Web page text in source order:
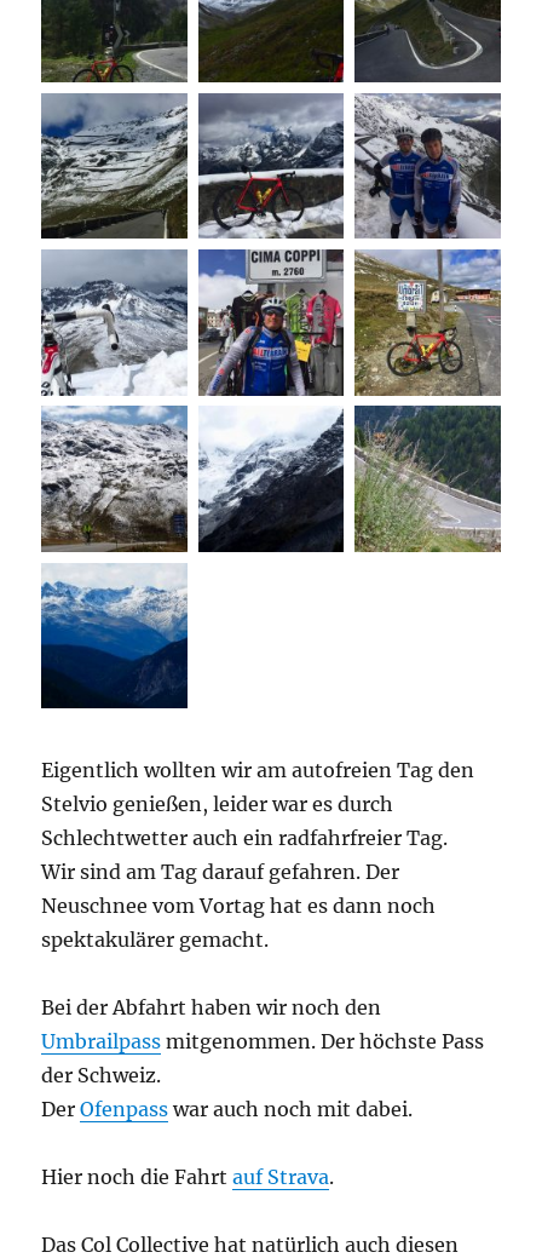
Eigentlich wollten wir am autofreien Tag den
Stelvio genießen, leider war es durch
Schlechtwetter auch ein radfahrfreier Tag.
Wir sind am Tag darauf gefahren. Der
Neuschnee vom Vortag hat es dann noch
spektakulärer gemacht.
Bei der Abfahrt haben wir noch den
Umbrailpass mitgenommen. Der höchste Pass
der Schweiz.
DerOfenpass war auch noch mit dabei.
Hier noch die Fahrtauf Strava.
Das Col Collective hat natürlich auch diesen